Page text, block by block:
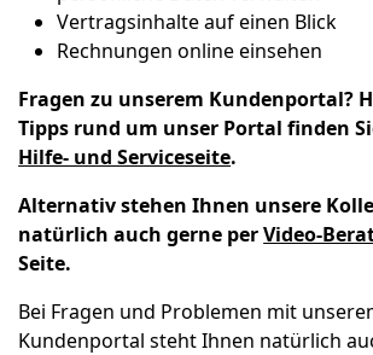
Vertragsinhalte auf einen Blick
Rechnungen online einsehen
Fragen zu unserem Kundenportal?
Tipps rund um unser Portal finden
Hilfe- und Serviceseite.
Alternativ stehen Ihnen unsere
natürlich auch gerne perVideo-
Seite.
Bei Fragen und Problemen mit
Kundenportal steht Ihnen natürlich